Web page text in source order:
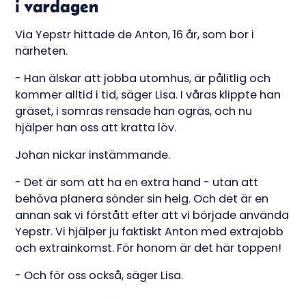
i vardagen
Via Yepstr hittade de Anton, 16 år, som bor i
närheten.
- Han älskar att jobba utomhus, är pålitlig och
kommer alltid i tid, säger Lisa. I våras klippte han
gräset, i somras rensade han ogräs, och nu
hjälper han oss att kratta löv.
Johan nickar instämmande.
- Det är som att ha en extra hand - utan att
behöva planera sönder sin helg. Och det är en
annan sak vi förstått efter att vi började använda
Yepstr. Vi hjälper ju faktiskt Anton med extrajobb
och extrainkomst. För honom är det här toppen!
- Och för oss också, säger Lisa.